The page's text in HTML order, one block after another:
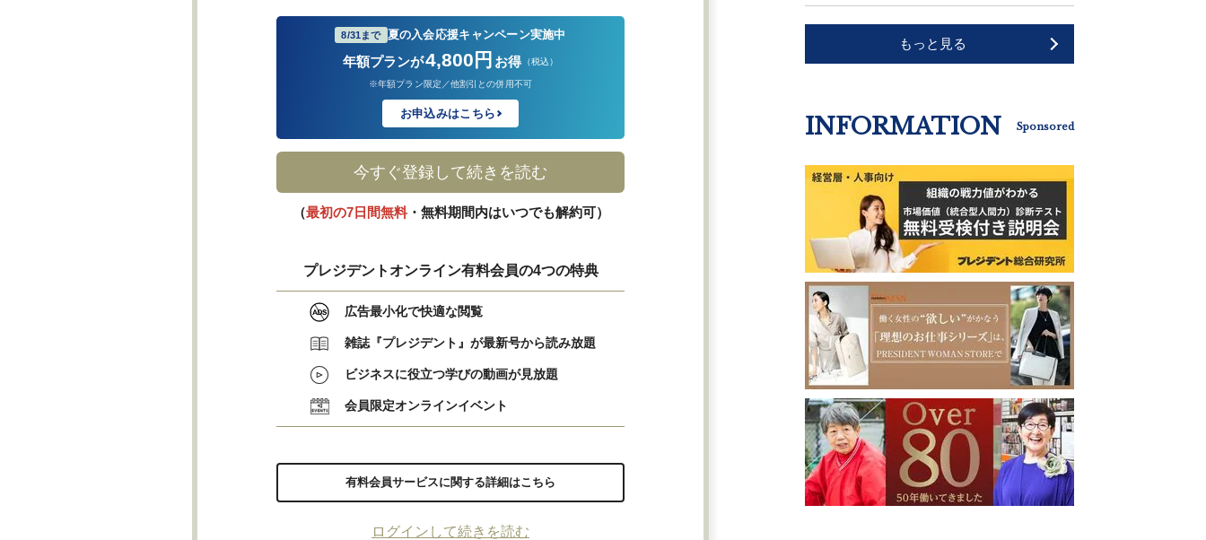
8/31まで 夏の入会応援キャンペーン実施中
年額プランが4,800円 お得 （税込）
※年額プラン限定／他割引との併用不可
お申込みはこちら
今すぐ登録して続きを読む
（最初の7日間無料・無料期間内はいつでも解約可）
プレジデントオンライン有料会員の4つの特典
広告最小化で快適な閲覧
雑誌『プレジデント』が最新号から読み放題
ビジネスに役立つ学びの動画が見放題
会員限定オンラインイベント
有料会員サービスに関する詳細はこちら
ログインして続きを読む
もっと見る
INFORMATION Sponsored